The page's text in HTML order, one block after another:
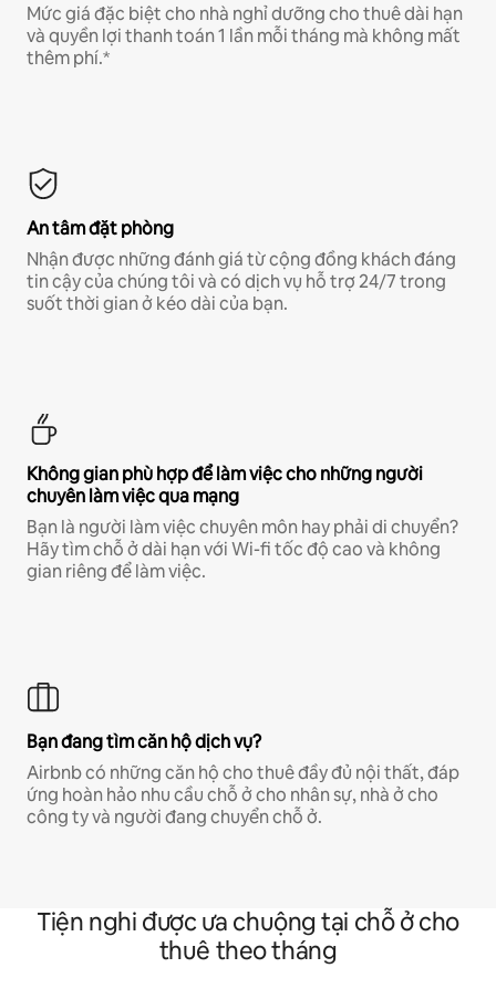
Mức giá đặc biệt cho nhà nghỉ dưỡng cho thuê dài hạn
và quyền lợi thanh toán 1 lần mỗi tháng mà không mất
thêm phí.*
An tâm đặt phòng
Nhận được những đánh giá từ cộng đồng khách đáng
tin cậy của chúng tôi và có dịch vụ hỗ trợ 24/7 trong
suốt thời gian ở kéo dài của bạn.
Không gian phù hợp để làm việc cho những người
chuyên làm việc qua mạng
Bạn là người làm việc chuyên môn hay phải di chuyển?
Hãy tìm chỗ ở dài hạn với Wi-fi tốc độ cao và không
gian riêng để làm việc.
Bạn đang tìm căn hộ dịch vụ?
Airbnb có những căn hộ cho thuê đầy đủ nội thất, đáp
ứng hoàn hảo nhu cầu chỗ ở cho nhân sự, nhà ở cho
công ty và người đang chuyển chỗ ở.
Tiện nghi được ưa chuộng tại chỗ ở cho
thuê theo tháng